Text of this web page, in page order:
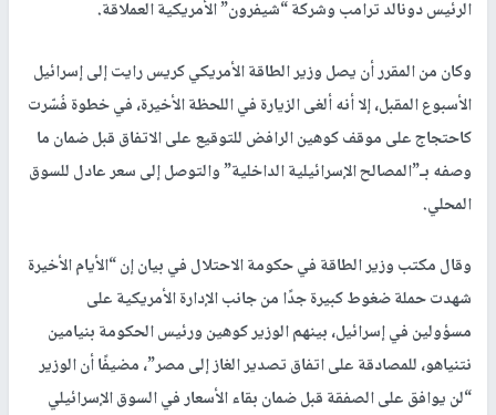
الرئيس دونالد ترامب وشركة “شيفرون” الأمريكية العملاقة.
وكان من المقرر أن يصل وزير الطاقة الأمريكي كريس رايت إلى إسرائيل
الأسبوع المقبل، إلا أنه ألغى الزيارة في اللحظة الأخيرة، في خطوة فُسّرت
كاحتجاج على موقف كوهين الرافض للتوقيع على الاتفاق قبل ضمان ما
وصفه بـ”المصالح الإسرائيلية الداخلية” والتوصل إلى سعر عادل للسوق
المحلي.
وقال مكتب وزير الطاقة في حكومة الاحتلال في بيان إن “الأيام الأخيرة
شهدت حملة ضغوط كبيرة جدًا من جانب الإدارة الأمريكية على
مسؤولين في إسرائيل، بينهم الوزير كوهين ورئيس الحكومة بنيامين
نتنياهو، للمصادقة على اتفاق تصدير الغاز إلى مصر”، مضيفًا أن الوزير
“لن يوافق على الصفقة قبل ضمان بقاء الأسعار في السوق الإسرائيلي